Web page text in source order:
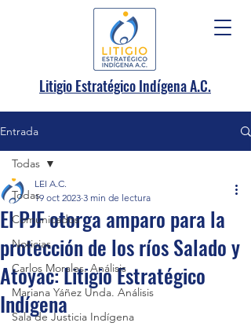
Litigio Estratégico Indígena A.C.
Entrada
Todas
Comunicados
Noticias
Carlos Morales. Análisis
Mariana Yáñez Unda. Análisis
Sala de Justicia Indígena
Todas
El PJF otorga amparo para la
protección de los ríos Salado y
Atoyac: Litigio Estratégico
Indígena
LEI A.C.
19 oct 2023 3 min de lectura